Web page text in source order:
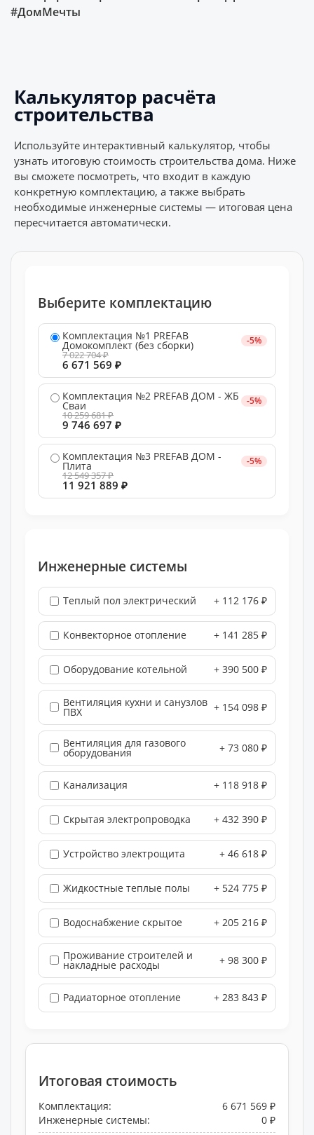
#ДомМечты
Калькулятор расчёта
строительства
Используйте интерактивный калькулятор, чтобы
узнать итоговую стоимость строительства дома. Ниже
вы сможете посмотреть, что входит в каждую
конкретную комплектацию, а также выбрать
необходимые инженерные системы — итоговая цена
пересчитается автоматически.
Выберите комплектацию
Комплектация №1 PREFAB
Домокомплект (без сборки) -5%
7 022 704 ₽
6 671 569 ₽
Комплектация №2 PREFAB ДОМ - ЖБ
Сваи -5%
10 259 681 ₽
9 746 697 ₽
Комплектация №3 PREFAB ДОМ -
Плита -5%
12 549 357 ₽
11 921 889 ₽
Инженерные системы
Теплый пол электрический + 112 176 ₽
Конвекторное отопление + 141 285 ₽
Оборудование котельной + 390 500 ₽
Вентиляция кухни и санузлов
ПВХ + 154 098 ₽
Вентиляция для газового
оборудования + 73 080 ₽
Канализация + 118 918 ₽
Скрытая электропроводка + 432 390 ₽
Устройство электрощита + 46 618 ₽
Жидкостные теплые полы + 524 775 ₽
Водоснабжение скрытое + 205 216 ₽
Проживание строителей и
накладные расходы + 98 300 ₽
Радиаторное отопление + 283 843 ₽
Итоговая стоимость
Комплектация:
6 671 569 ₽
Инженерные системы:
0 ₽